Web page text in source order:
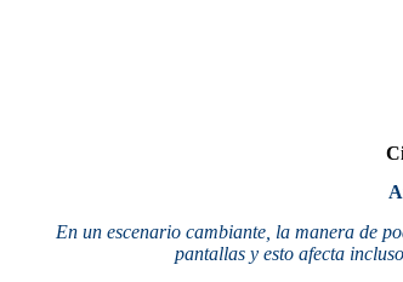
En un escenario cambiante, la manera de
pantallas y esto afecta